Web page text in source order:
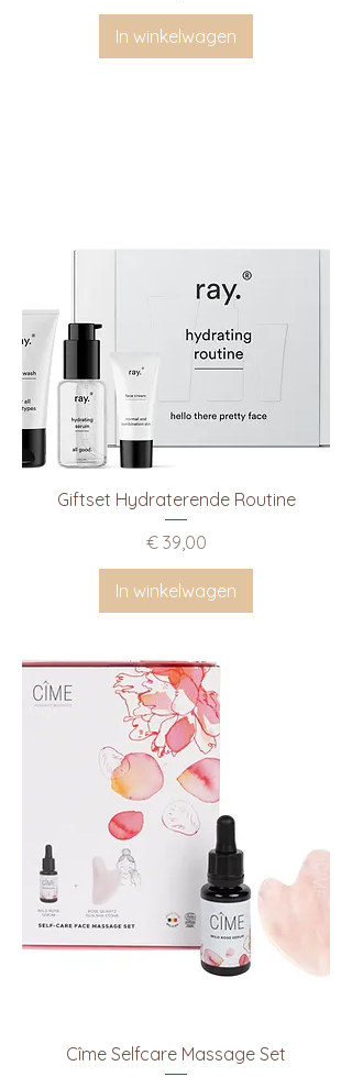
In winkelwagen
Giftset Hydraterende Routine
Prijs
€ 39,00
In winkelwagen
Cîme Selfcare Massage Set